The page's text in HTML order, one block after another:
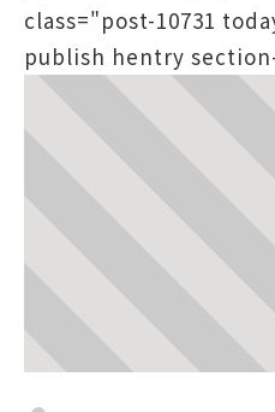
class="post-10731
publish hentry